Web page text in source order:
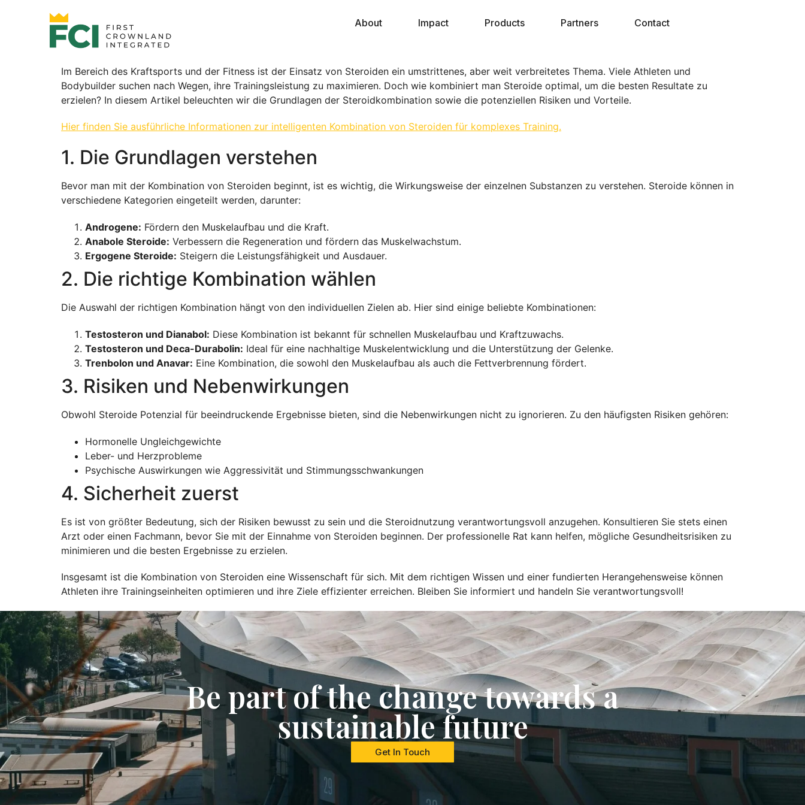
About Impact Products Partners Contact
Im Bereich des Kraftsports und der Fitness ist der Einsatz von Steroiden ein umstrittenes, aber weit verbreitetes Thema. Viele Athleten und
Bodybuilder suchen nach Wegen, ihre Trainingsleistung zu maximieren. Doch wie kombiniert man Steroide optimal, um die besten Resultate zu
erzielen? In diesem Artikel beleuchten wir die Grundlagen der Steroidkombination sowie die potenziellen Risiken und Vorteile.
Hier finden Sie ausführliche Informationen zur intelligenten Kombination von Steroiden für komplexes Training.
1. Die Grundlagen verstehen
Bevor man mit der Kombination von Steroiden beginnt, ist es wichtig, die Wirkungsweise der einzelnen Substanzen zu verstehen. Steroide können in
verschiedene Kategorien eingeteilt werden, darunter:
Androgene: Fördern den Muskelaufbau und die Kraft.
Anabole Steroide: Verbessern die Regeneration und fördern das Muskelwachstum.
Ergogene Steroide: Steigern die Leistungsfähigkeit und Ausdauer.
2. Die richtige Kombination wählen
Die Auswahl der richtigen Kombination hängt von den individuellen Zielen ab. Hier sind einige beliebte Kombinationen:
Testosteron und Dianabol: Diese Kombination ist bekannt für schnellen Muskelaufbau und Kraftzuwachs.
Testosteron und Deca-Durabolin: Ideal für eine nachhaltige Muskelentwicklung und die Unterstützung der Gelenke.
Trenbolon und Anavar: Eine Kombination, die sowohl den Muskelaufbau als auch die Fettverbrennung fördert.
3. Risiken und Nebenwirkungen
Obwohl Steroide Potenzial für beeindruckende Ergebnisse bieten, sind die Nebenwirkungen nicht zu ignorieren. Zu den häufigsten Risiken gehören:
Hormonelle Ungleichgewichte
Leber- und Herzprobleme
Psychische Auswirkungen wie Aggressivität und Stimmungsschwankungen
4. Sicherheit zuerst
Es ist von größter Bedeutung, sich der Risiken bewusst zu sein und die Steroidnutzung verantwortungsvoll anzugehen. Konsultieren Sie stets einen
Arzt oder einen Fachmann, bevor Sie mit der Einnahme von Steroiden beginnen. Der professionelle Rat kann helfen, mögliche Gesundheitsrisiken zu
minimieren und die besten Ergebnisse zu erzielen.
Insgesamt ist die Kombination von Steroiden eine Wissenschaft für sich. Mit dem richtigen Wissen und einer fundierten Herangehensweise können
Athleten ihre Trainingseinheiten optimieren und ihre Ziele effizienter erreichen. Bleiben Sie informiert und handeln Sie verantwortungsvoll!
Be part of the change towards a
sustainable future
Get In Touch